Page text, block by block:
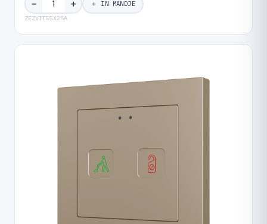
− ＋ ＋ IN MANDJE
ZEZVIT55X2SA